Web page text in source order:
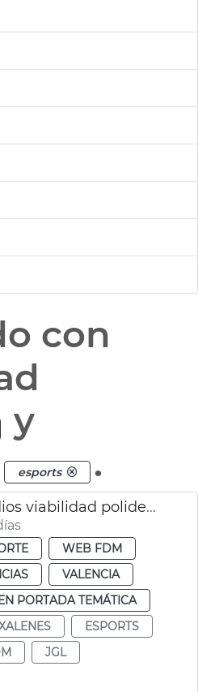
con
y
esports .
Aprobación estudios viabilidad polideportivos San Isidro Marxalenes
WEB FDM
VALENCIA
PORTADA TEMÁTICA
ESPORTS
JGL